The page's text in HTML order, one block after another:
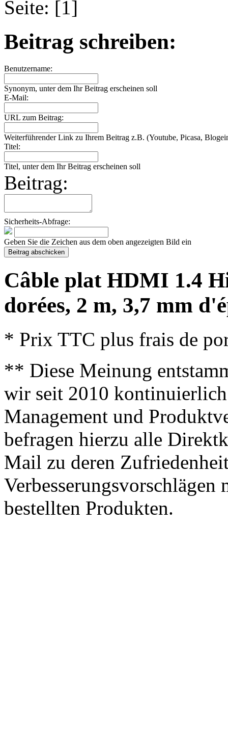
Seite: [1]
Beitrag schreiben:
Benutzername:
Synonym, unter dem Ihr Beitrag erscheinen soll
E-Mail:
URL zum Beitrag:
Weiterführender Link zu Ihrem Beitrag z.B. (Youtube, Picasa,
Titel:
Titel, unter dem Ihr Beitrag erscheinen soll
Beitrag:
Sicherheits-Abfrage:
Geben Sie die Zeichen aus dem oben angezeigten Bild ein
Câble plat HDMI 1.4
dorées, 2 m, 3,7 mm
* Prix TTC plus frais de
** Diese Meinung
wir seit 2010
Management und
befragen hierzu alle
Mail zu deren
bestellten Produkten.